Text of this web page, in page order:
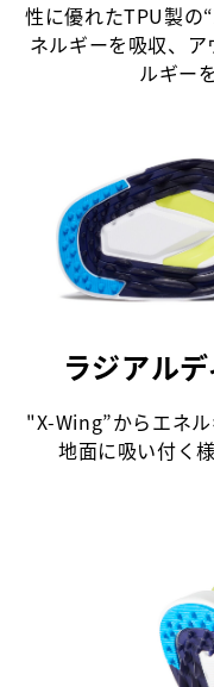
性に優れたTPU製の
ネルギーを吸収、
ルギー
ラジアル
"X-Wing”からエネ
地面に吸い付く